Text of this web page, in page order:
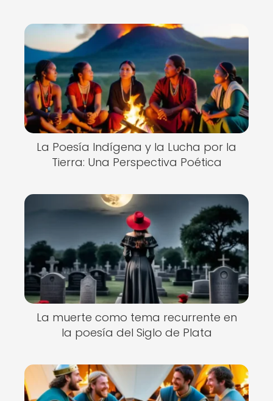
La Poesía Indígena y la Lucha por la
Tierra: Una Perspectiva Poética
La muerte como tema recurrente en
la poesía del Siglo de Plata